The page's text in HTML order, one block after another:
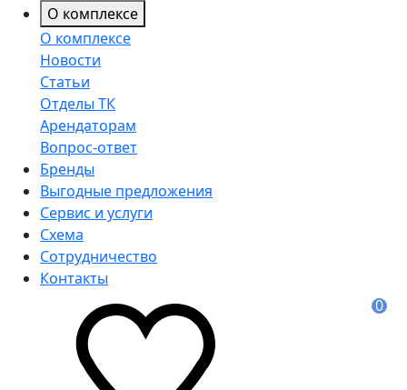
О комплексе
О комплексе
Новости
Статьи
Отделы ТК
Арендаторам
Вопрос-ответ
Бренды
Выгодные предложения
Сервис и услуги
Схема
Сотрудничество
Контакты
0